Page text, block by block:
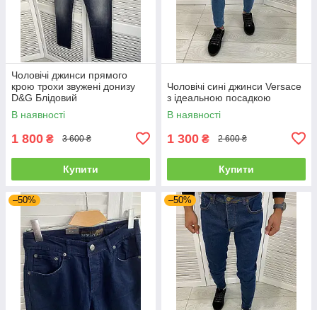
Чоловічі джинси прямого
крою трохи звужені донизу
D&G Блідовий
В наявності
1 800 ₴ 3 600 ₴
Купити
Чоловічі сині джинси Versace
з ідеальною посадкою
В наявності
1 300 ₴ 2 600 ₴
Купити
–50% –50%